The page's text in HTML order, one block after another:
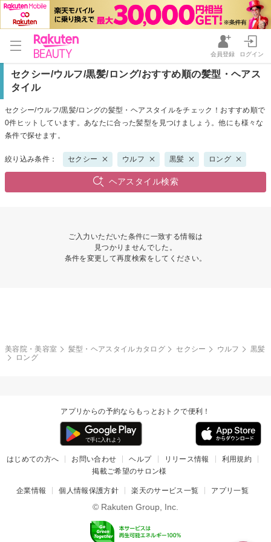
会員登録 ログイン
セクシー/ウルフ/黒髪/ロング/おすすめ順の髪型・ヘアス
タイル
セクシー/ウルフ/黒髪/ロングの髪型・ヘアスタイルをチェック！おすすめ順で
0件ヒットしています。あなたに合った髪型を見つけましょう。他にも様々な
条件で探せます。
絞り込み条件： セクシー ウルフ 黒髪 ロング
ヘアスタイル検索
ご入力いただいた条件に一致する情報は
見つかりませんでした。
条件を変更して再度検索をしてください。
美容院・美容室 髪型・ヘアスタイルカタログ セクシー ウルフ
黒髪
ロング
アプリからの予約ならもっとおトクで便利！
はじめての方へ お問い合わせ ヘルプ リリース情報
利用規約
掲載ご希望のサロン様
企業情報 個人情報保護方針 楽天のサービス一覧 アプリ一覧
© Rakuten Group, Inc.